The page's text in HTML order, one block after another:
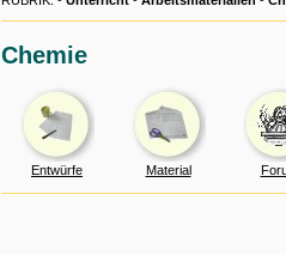
Chemie
Entwürfe Material